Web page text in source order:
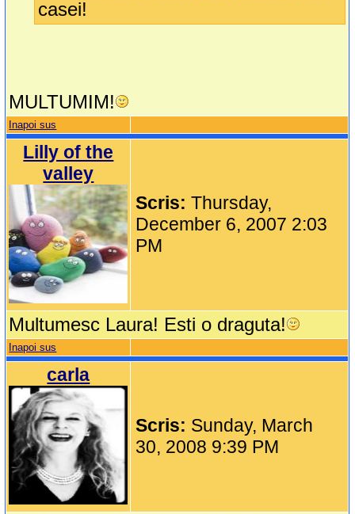
casei!
MULTUMIM!
Inapoi sus
Lilly of the
valley
Scris:Thursday,
December 6, 2007 2:03
PM
Multumesc Laura! Esti o draguta!
Inapoi sus
carla
Scris: Sunday, March
30, 2008 9:39 PM